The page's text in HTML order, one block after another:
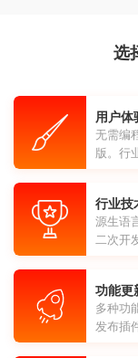
选
用户体
无需编
版。行
行业技
源生语
二次开
功能更
多种功
发布插